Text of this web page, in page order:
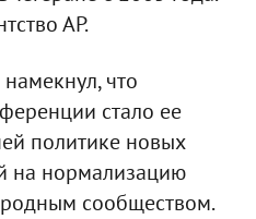
АР.
что
стало ее
политике новых
на нормализацию
сообществом.